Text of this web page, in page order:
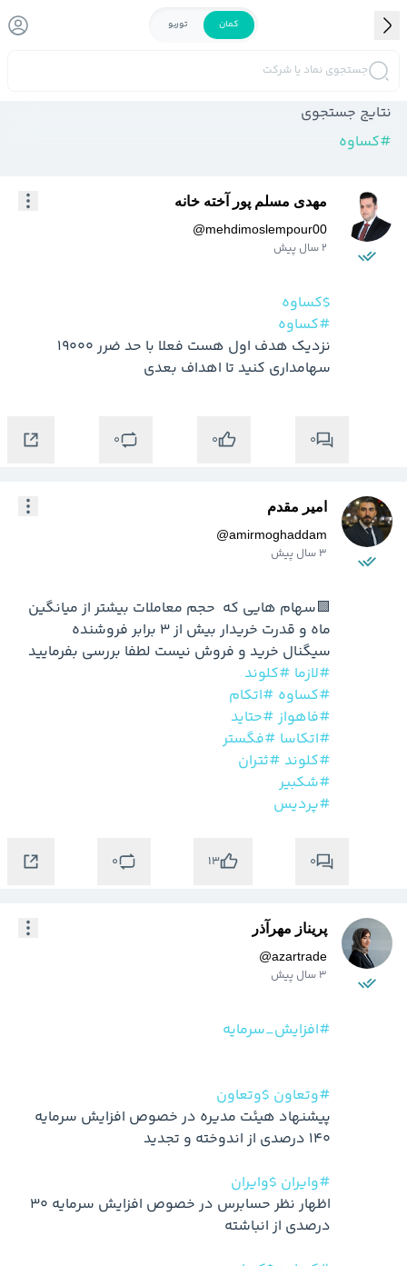
کمان توربو
جستجوی نماد یا شرکت
نتایج جستجوی
#کساوه
مهدی مسلم پور آخته خانه
@mehdimoslempour00
2 سال پیش
$کساوه
#کساوه
سهامداری کنید تا اهداف بعدی
0
0
0
امیر مقدم
@amirmoghaddam
3 سال پیش
سیگنال خرید و فروش نیست لطفا بررسی بفرمایید
#لازما #کلوند
#کساوه #اتکام
#فاهواز #حتاید
#اتکاسا #فگستر
#کلوند #ثتران
#شکبیر
#پردیس
0
13
0
پریناز مهرآذر
@azartrade
3 سال پیش
#افزایش_سرمایه
#وتعاون $وتعاون
#وایران $وایران